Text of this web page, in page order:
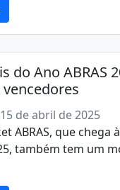
do Ano ABRAS
de abril de 2025
ABRAS, que chega
também tem um